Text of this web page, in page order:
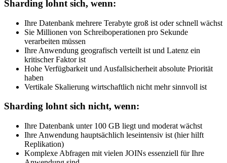
Sharding lohnt sich, wenn:
Ihre Datenbank mehrere Terabyte groß ist oder schnell wächst
Sie Millionen von Schreiboperationen pro Sekunde
verarbeiten müssen
Ihre Anwendung geografisch verteilt ist und Latenz ein
kritischer Faktor ist
Hohe Verfügbarkeit und Ausfallsicherheit absolute Priorität
haben
Vertikale Skalierung wirtschaftlich nicht mehr sinnvoll ist
Sharding lohnt sich nicht, wenn:
Ihre Datenbank unter 100 GB liegt und moderat wächst
Ihre Anwendung hauptsächlich leseintensiv ist (hier hilft
Replikation)
Komplexe Abfragen mit vielen JOINs essenziell für Ihre